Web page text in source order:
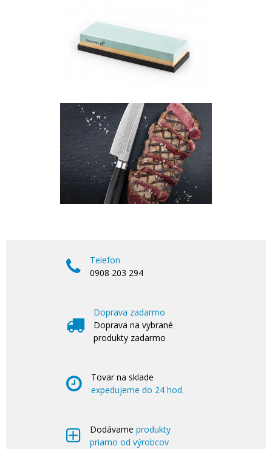
Telefon
0908 203 294
Doprava zadarmo
Doprava na vybrané
produkty zadarmo
Tovar na sklade
expedujeme do 24 hod.
Dodávame produkty
priamo od výrobcov